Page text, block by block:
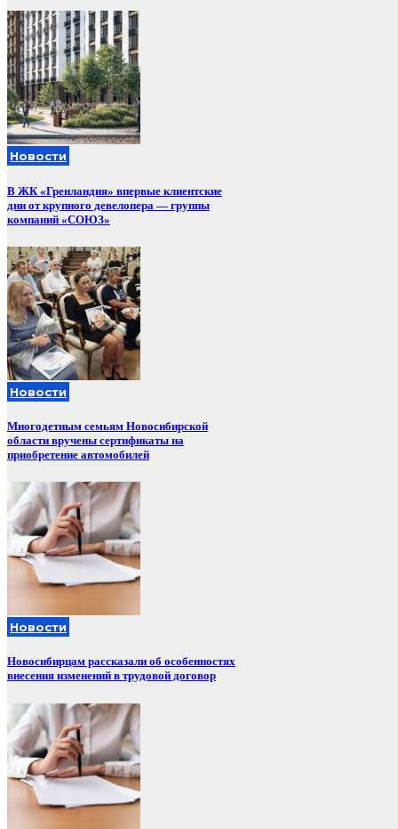
Новости
В ЖК «Гренландия» впервые клиентские
дни от крупного девелопера — группы
компаний «СОЮЗ»
Новости
Многодетным семьям Новосибирской
области вручены сертификаты на
приобретение автомобилей
Новости
Новосибирцам рассказали об особенностях
внесения изменений в трудовой договор